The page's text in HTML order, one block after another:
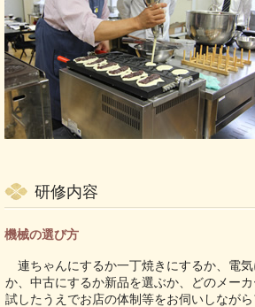
研修内容
機械の選び方
連ちゃんにするか一丁焼きにするか、電
か、中古にするか新品を選ぶか、どのメー
試したうえでお店の体制等をお伺いしながら